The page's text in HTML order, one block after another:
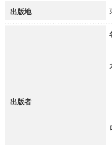
出版地
出版者